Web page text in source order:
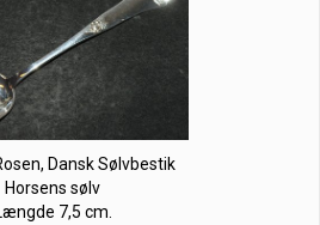
Dansk Sølvbestik
Horsens sølv
7,5 cm.